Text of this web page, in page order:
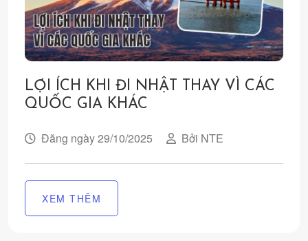
LỢI ÍCH KHI ĐI NHẬT THAY VÌ CÁC
QUỐC GIA KHÁC
Đăng ngày 29/10/2025 Bởi NTE
XEM THÊM